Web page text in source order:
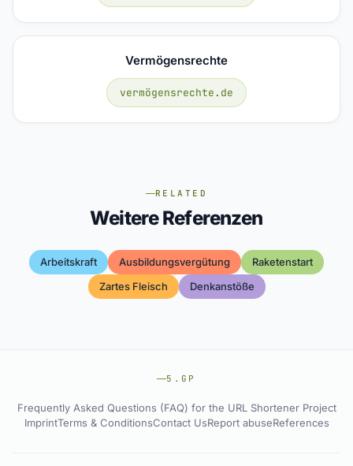
Vermögensrechte
vermögensrechte.de
RELATED
Weitere Referenzen
Arbeitskraft Ausbildungsvergütung
Raketenstart
Zartes Fleisch
Denkanstöße
5.GP
Frequently Asked Questions (FAQ) for the URL Shortener Project
ImprintTerms & ConditionsContact UsReport abuseReferences